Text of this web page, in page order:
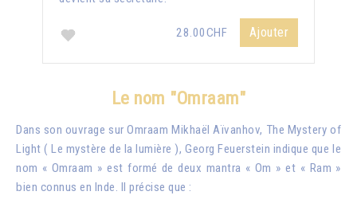
28.00CHF Ajouter
Le nom "Omraam"
Dans son ouvrage sur Omraam Mikhaël Aïvanhov, The Mystery of
Light( Le mystère de la lumière ), Georg Feuerstein indique que le
nom « Omraam » est formé de deux mantra « Om » et « Ram »
bien connus en Inde. Il précise que :